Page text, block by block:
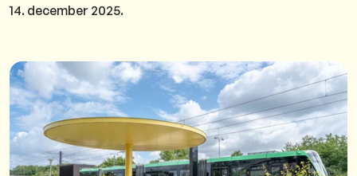
14. december 2025.